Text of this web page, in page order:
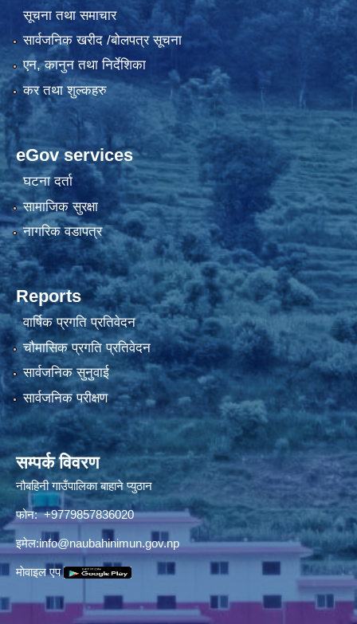
सूचना तथा समाचार
सार्वजनिक खरीद /बोलपत्र सूचना
एन, कानुन तथा निर्देशिका
कर तथा शुल्कहरु
eGov services
घटना दर्ता
सामाजिक सुरक्षा
नागरिक वडापत्र
Reports
वार्षिक प्रगति प्रतिवेदन
चौमासिक प्रगति प्रतिवेदन
सार्वजनिक सुनुवाई
सार्वजनिक परीक्षण
सम्पर्क विवरण
नौबहिनी गाउँपालिका बाहाने प्युठान
फोन: +9779857836020
इमेल:info@naubahinimun.gov.np
माेवाइल एप